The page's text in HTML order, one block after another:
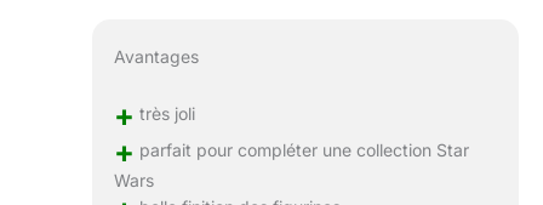
Avantages
+ très joli
+ parfait pour compléter une collection Star
Wars